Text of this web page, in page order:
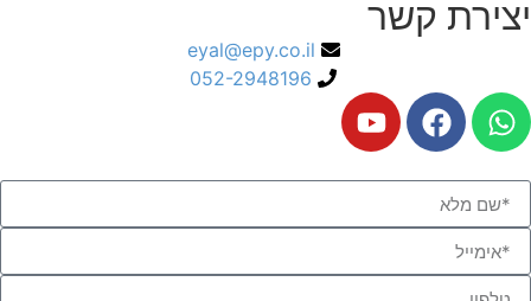
יצירת קשר
eyal@epy.co.il
052-2948196